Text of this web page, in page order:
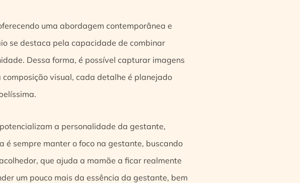
uma abordagem contemporânea e
se destaca pela capacidade de combinar
Dessa forma, é possível capturar imagens
visual, cada detalhe é planejado
a personalidade da gestante,
é sempre manter o foco na gestante, buscando
que ajuda a mamãe a ficar realmente
um pouco mais da essência da gestante, bem